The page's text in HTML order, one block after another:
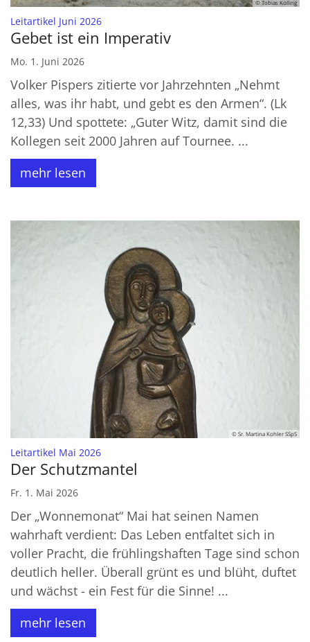
© Tobias Kölling
Leitartikel Juni 2026:
Gebet ist ein Imperativ
Mo. 1. Juni 2026
Volker Pispers zitierte vor Jahrzehnten „Nehmt
alles, was ihr habt, und gebt es den Armen“. (Lk
12,33) Und spottete: „Guter Witz, damit sind die
Kollegen seit 2000 Jahren auf Tournee. ...
mehr lesen
© Sr. Martina Kohler SSpS
Leitartikel Mai 2026:
Der Schutzmantel
Fr. 1. Mai 2026
Der „Wonnemonat“ Mai hat seinen Namen
wahrhaft verdient: Das Leben entfaltet sich in
voller Pracht, die frühlingshaften Tage sind schon
deutlich heller. Überall grünt es und blüht, duftet
und wächst - ein Fest für die Sinne! ...
mehr lesen